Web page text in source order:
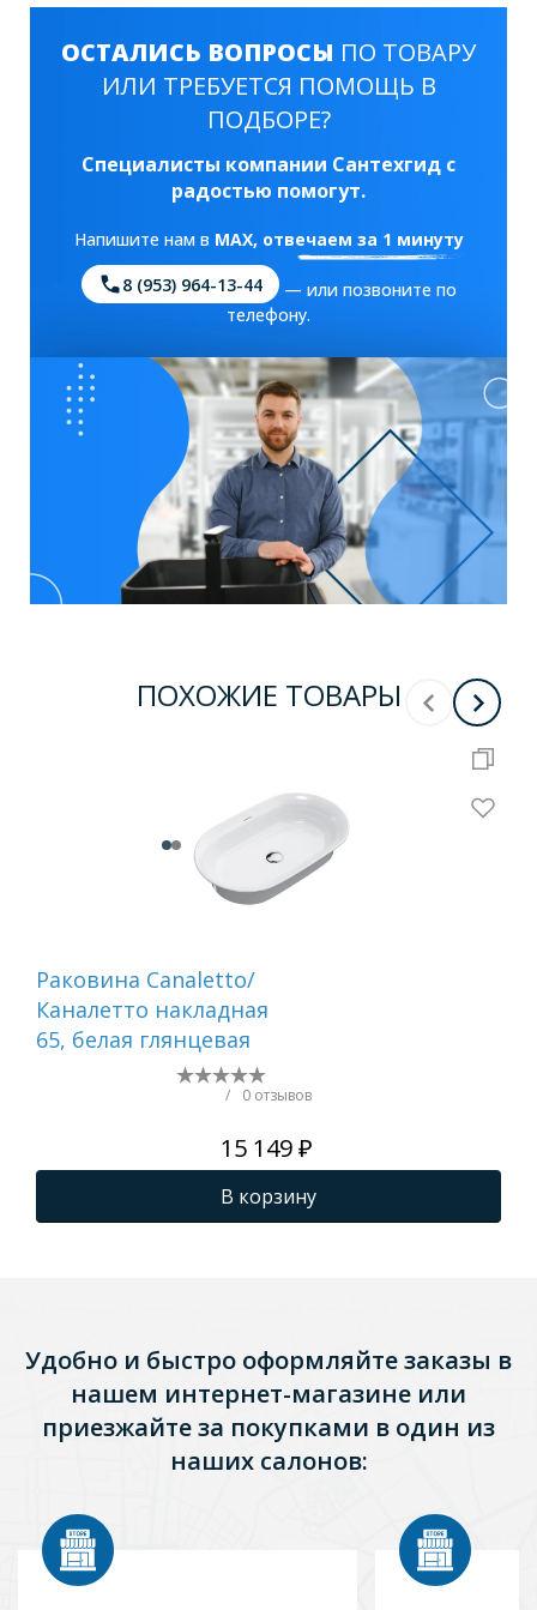
ОСТАЛИСЬ ВОПРОСЫ ПО ТОВАРУ
ИЛИ ТРЕБУЕТСЯ ПОМОЩЬ В
ПОДБОРЕ?
Специалисты компании Сантехгид с
радостью помогут.
Напишите нам в MAX, отвечаем за 1 минуту
8 (953) 964-13-44
— или позвоните по
телефону.
ПОХОЖИЕ ТОВАРЫ
Раковина Canaletto/
Каналетто накладная
65, белая глянцевая
/ 0 отзывов
15 149 ₽
В корзину
Удобно и быстро оформляйте заказы в
нашем интернет-магазине или
приезжайте за покупками в один из
наших салонов: